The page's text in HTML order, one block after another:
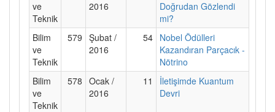
ve
Teknik
2016
Doğrudan Gözlendi
mi?
Bilim
ve
Teknik
579 Şubat /
2016
54 Nobel Ödülleri
Kazandıran Parçacık -
Nötrino
Bilim
ve
Teknik
578 Ocak /
2016
11
İletişimde Kuantum
Devri